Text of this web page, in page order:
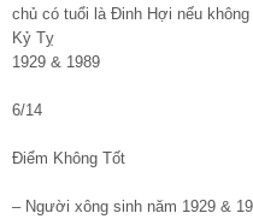
chủ có tuổi là Đinh Hợi nếu
Kỷ Tỵ
1929 & 1989
6/14
Điểm Không Tốt
– Người xông sinh năm 1929 &